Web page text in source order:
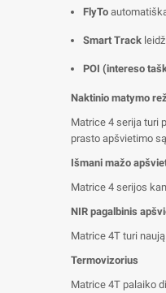
FlyTo
Smart Track
POI (intereso
Naktinio matymo
Matrice 4 serija turi
prasto apšvietimo
Išmani mažo
Matrice 4 serijos
NIR pagalbinis
Matrice 4T turi
Termovizorius
Matrice 4T palaiko